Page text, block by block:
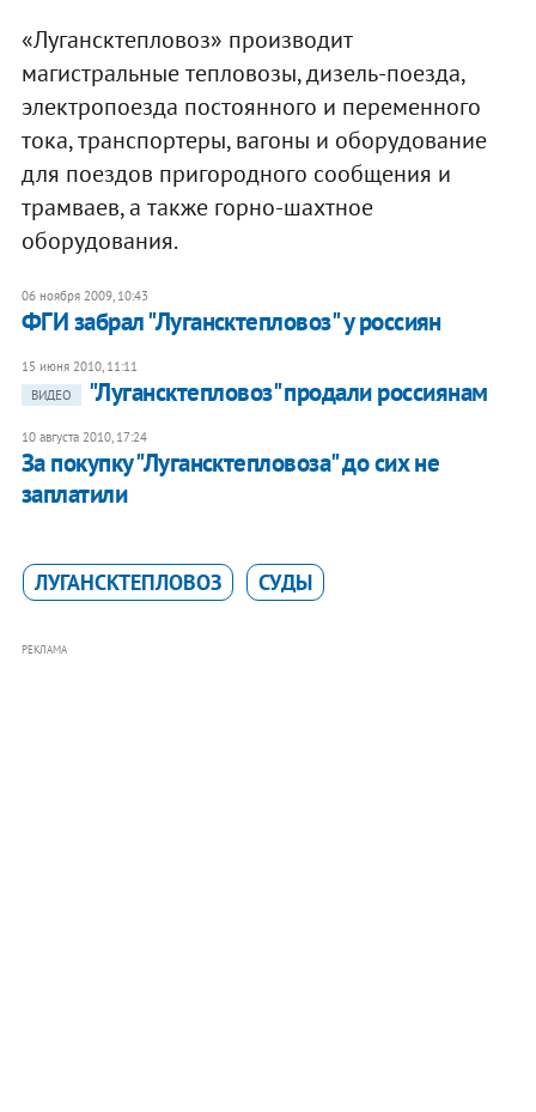
«Лугансктепловоз» производит
магистральные тепловозы, дизель-поезда,
электропоезда постоянного и переменного
тока, транспортеры, вагоны и оборудование
для поездов пригородного сообщения и
трамваев, а также горно-шахтное
оборудования.
06 ноября 2009, 10:43
ФГИ забрал "Лугансктепловоз" у россиян
15 июня 2010, 11:11
ВИДЕО
"Лугансктепловоз" продали россиянам
10 августа 2010, 17:24
За покупку "Лугансктепловоза" до сих не
заплатили
ЛУГАНСКТЕПЛОВОЗ СУДЫ
РЕКЛАМА